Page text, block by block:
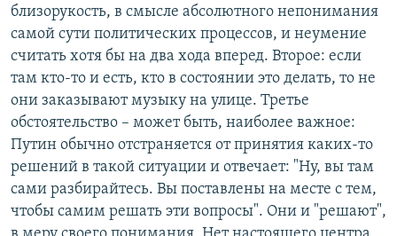
близорукость, в смысле абсолютного непонимания
самой сути политических процессов, и неумение
считать хотя бы на два хода вперед. Второе: если
там кто-то и есть, кто в состоянии это делать, то не
они заказывают музыку на улице. Третье
обстоятельство – может быть, наиболее важное:
Путин обычно отстраняется от принятия каких-то
решений в такой ситуации и отвечает: "Ну, вы там
сами разбирайтесь. Вы поставлены на месте с тем,
чтобы самим решать эти вопросы". Они и "решают",